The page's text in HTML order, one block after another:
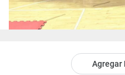
Agregar